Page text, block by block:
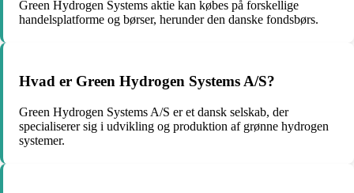
Green Hydrogen Systems aktie kan købes på forskellige
handelsplatforme og børser, herunder den danske fondsbørs.
Hvad er Green Hydrogen Systems A/S?
Green Hydrogen Systems A/S er et dansk selskab, der
specialiserer sig i udvikling og produktion af grønne hydrogen
systemer.